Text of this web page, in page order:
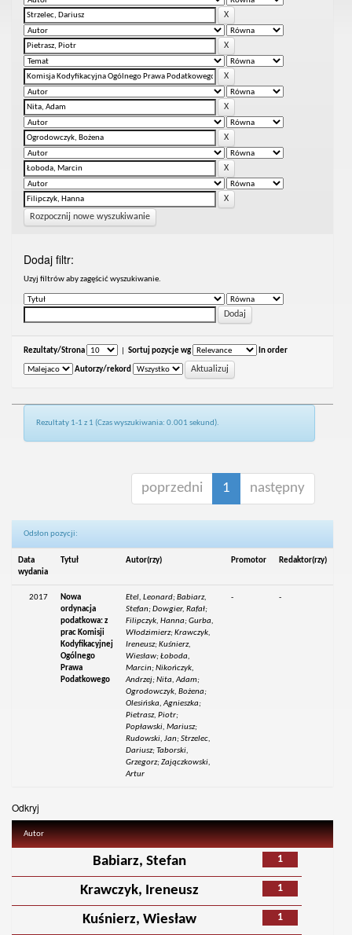
Rozpocznij nowe wyszukiwanie
Dodaj filtr:
Uzyj filtrów aby zagęścić wyszukiwanie.
Rezultaty/Strona Sortuj pozycje wg In order
Autorzy/rekord
Rezultaty 1-1 z 1 (Czas wyszukiwania: 0.001 sekund).
poprzedni 1 następny
Odsłon pozycji:
Data
wydania
Tytuł Autor(rzy) Promotor Redaktor(rzy)
2017
Nowa
ordynacja
podatkowa: z
prac Komisji
Kodyfikacyjnej
Ogólnego
Prawa
Podatkowego
Etel, Leonard; Babiarz,
Stefan; Dowgier, Rafał;
Filipczyk, Hanna; Gurba,
Włodzimierz; Krawczyk,
Ireneusz; Kuśnierz,
Wiesław; Łoboda,
Marcin; Nikończyk,
Andrzej; Nita, Adam;
Ogrodowczyk, Bożena;
Olesińska, Agnieszka;
Pietrasz, Piotr;
Popławski, Mariusz;
Rudowski, Jan; Strzelec,
Dariusz; Taborski,
Grzegorz; Zajączkowski,
Artur
- -
Odkryj
Autor
1
Babiarz, Stefan
1
Krawczyk, Ireneusz
1
Kuśnierz, Wiesław